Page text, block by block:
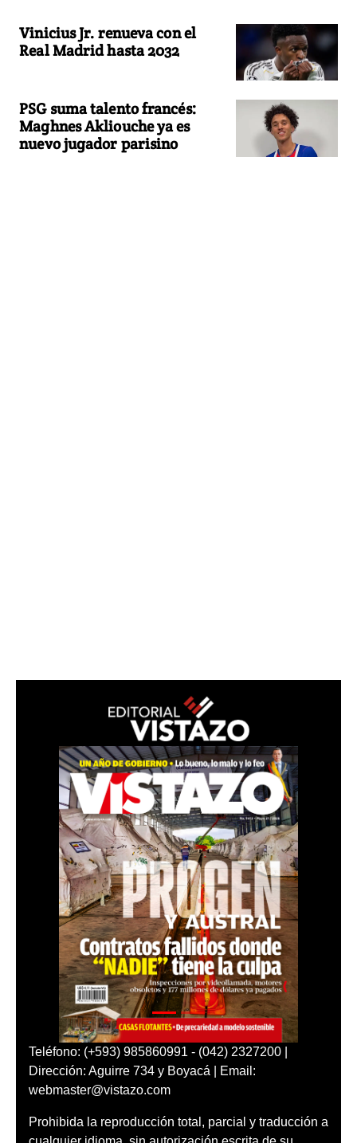
Vinicius Jr. renueva con el
Real Madrid hasta 2032
PSG suma talento francés:
Maghnes Akliouche ya es
nuevo jugador parisino
Teléfono: (+593) 985860991 - (042) 2327200 |
Dirección: Aguirre 734 y Boyacá | Email:
webmaster@vistazo.com
Prohibida la reproducción total, parcial y traducción a